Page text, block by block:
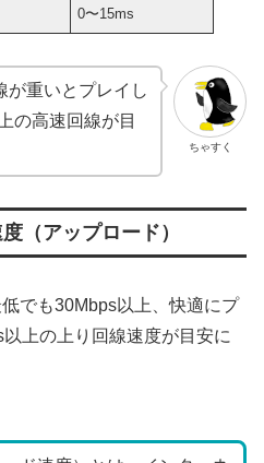
0〜15ms
ちゃすく
が重いとプレイし
の高速回線が目
（アップロード）
でも30Mbps以上、快適にプ
上の上り回線速度が目安に